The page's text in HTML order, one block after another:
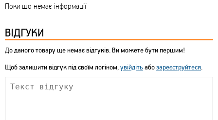
Поки що немає інформації
ВІДГУКИ
До даного товару ще немає відгуків. Ви можете бути першим!
Щоб залишити відгук під своїм логіном,увійдітьабозареєструйтеся.